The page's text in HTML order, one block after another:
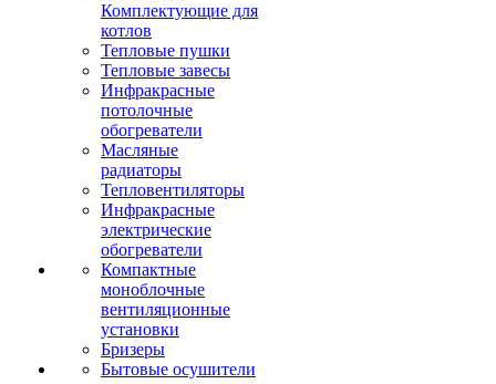
Комплектующие для
котлов
Тепловые пушки
Тепловые завесы
Инфракрасные
потолочные
обогреватели
Масляные
радиаторы
Тепловентиляторы
Инфракрасные
электрические
обогреватели
Компактные
моноблочные
вентиляционные
установки
Бризеры
Бытовые осушители